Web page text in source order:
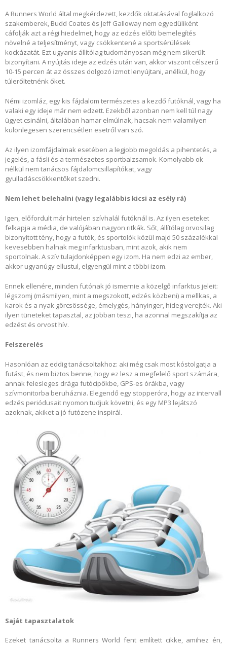
A Runners World által megkérdezett, kezdők oktatásával foglalkozó
szakemberek, Budd Coates és Jeff Galloway nem egyedüliként
cáfolják azt a régi hiedelmet, hogy az edzés előtti bemelegítés
növelné a teljesítményt, vagy csökkentené a sportsérülések
kockázatát. Ezt ugyanis állítólag tudományosan még nem sikerült
bizonyítani. A nyújtás ideje az edzés után van, akkor viszont célszerű
10-15 percen át az összes dolgozó izmot lenyújtani, anélkül, hogy
túlerőltetnénk őket.
Némi izomláz, egy kis fájdalom természetes a kezdő futóknál, vagy ha
valaki egy ideje már nem edzett. Ezekből azonban nem kell túl nagy
ügyet csinálni, általában hamar elmúlnak, hacsak nem valamilyen
különlegesen szerencsétlen esetről van szó.
Az ilyen izomfájdalmak esetében a legjobb megoldás a pihentetés, a
jegelés, a fásli és a természetes sportbalzsamok. Komolyabb ok
nélkül nem tanácsos fájdalomcsillapítókat, vagy
gyulladáscsökkentőket szedni.
Nem lehet belehalni (vagy legalábbis kicsi az esély rá)
Igen, előfordult már hirtelen szívhalál futóknál is. Az ilyen eseteket
felkapja a média, de valójában nagyon ritkák. Sőt, állítólag orvosilag
bizonyított tény, hogy a futók, és sportolók közül majd 50 százalékkal
kevesebben halnak meg infarktusban, mint azok, akik nem
sportolnak. A szív tulajdonképpen egy izom. Ha nem edzi az ember,
akkor ugyanúgy ellustul, elgyengül mint a többi izom.
Ennek ellenére, minden futónak jó ismernie a közelgő infarktus jeleit:
légszomj (másmilyen, mint a megszokott, edzés közbeni) a mellkas, a
karok és a nyak görcsössége, émelygés, hányinger, hideg verejték. Aki
ilyen tüneteket tapasztal, az jobban teszi, ha azonnal megszakítja az
edzést és orvost hív.
Felszerelés
Hasonlóan az eddig tanácsoltakhoz: aki még csak most kóstolgatja a
futást, és nem biztos benne, hogy ez lesz a megfelelő sport számára,
annak felesleges drága futócipőkbe, GPS-es órákba, vagy
szívmonitorba beruháznia. Elegendő egy stopperóra, hogy az intervall
edzés periódusait nyomon tudjuk követni, és egy MP3 lejátszó
azoknak, akiket a jó futózene inspirál.
Saját tapasztalatok
Ezeket tanácsolta a Runners World fent említett cikke, amihez én,